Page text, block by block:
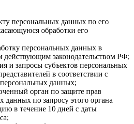
персональных данных по его
обработки его
персональных данных в
действующим законодательством РФ;
и запросы субъектов персональных
в соответствии с
данных;
орган по защите прав
данных по запросу этого органа
в течение 10 дней с даты